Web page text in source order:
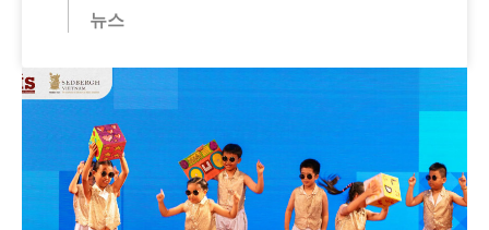
뉴스